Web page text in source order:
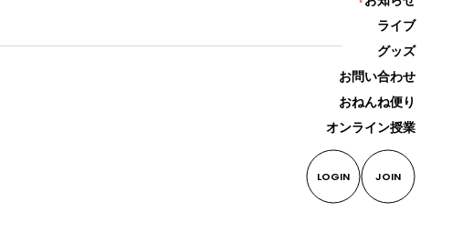
ライブ
グッズ
お問い合わせ
おねんね便り
オンライン授業
LOGIN JOIN